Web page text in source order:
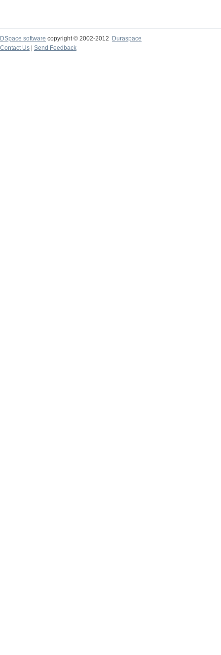
DSpace software copyright © 2002-2012
Duraspace
Contact Us
Send Feedback